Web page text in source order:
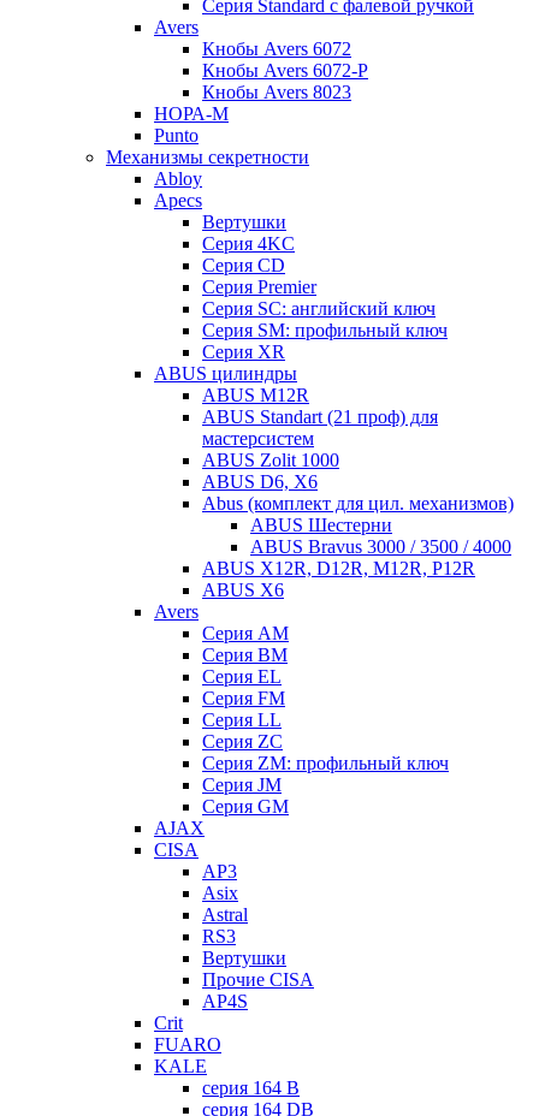
Серия Standard с фалевой ручкой
Avers
Кнобы Avers 6072
Кнобы Avers 6072-P
Кнобы Avers 8023
НОРА-М
Punto
Механизмы секретности
Abloy
Apecs
Вертушки
Серия 4KC
Серия CD
Серия Premier
Серия SC: английский ключ
Серия SM: профильный ключ
Серия XR
ABUS цилиндры
ABUS M12R
ABUS Standart (21 проф) для
мастерсистем
ABUS Zolit 1000
ABUS D6, X6
Abus (комплект для цил. механизмов)
ABUS Шестерни
ABUS Bravus 3000 / 3500 / 4000
ABUS X12R, D12R, M12R, P12R
ABUS X6
Avers
Серия AM
Серия BM
Серия EL
Серия FM
Серия LL
Серия ZC
Серия ZM: профильный ключ
Серия JM
Серия GM
AJAX
CISA
AP3
Asix
Astral
RS3
Вертушки
Прочие CISA
AP4S
Crit
FUARO
KALE
серия 164 B
серия 164 DB